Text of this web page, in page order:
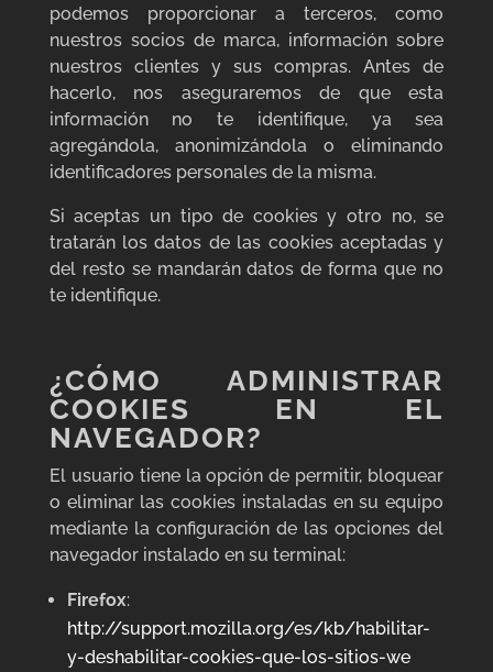
podemos proporcionar a terceros, como
nuestros socios de marca, información sobre
nuestros clientes y sus compras. Antes de
hacerlo, nos aseguraremos de que esta
información no te identifique, ya sea
agregándola, anonimizándola o eliminando
identificadores personales de la misma.
Si aceptas un tipo de cookies y otro no, se
tratarán los datos de las cookies aceptadas y
del resto se mandarán datos de forma que no
te identifique.
¿CÓMO ADMINISTRAR
COOKIES EN EL
NAVEGADOR?
El usuario tiene la opción de permitir, bloquear
o eliminar las cookies instaladas en su equipo
mediante la configuración de las opciones del
navegador instalado en su terminal:
Firefox:
http://support.mozilla.org/es/kb/habilitar-
y-deshabilitar-cookies-que-los-sitios-we